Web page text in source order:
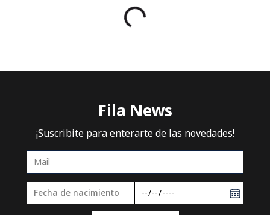
Fila News
¡Suscribite para enterarte de las novedades!